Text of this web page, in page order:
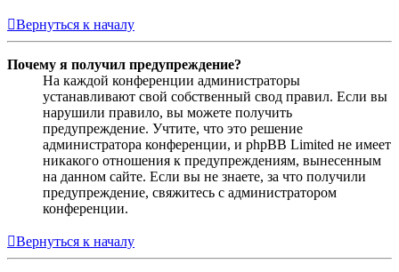
Вернуться к началу
Почему я получил предупреждение?
На каждой конференции администраторы
устанавливают свой собственный свод правил. Если вы
нарушили правило, вы можете получить
предупреждение. Учтите, что это решение
администратора конференции, и phpBB Limited не имеет
никакого отношения к предупреждениям, вынесенным
на данном сайте. Если вы не знаете, за что получили
предупреждение, свяжитесь с администратором
конференции.
Вернуться к началу